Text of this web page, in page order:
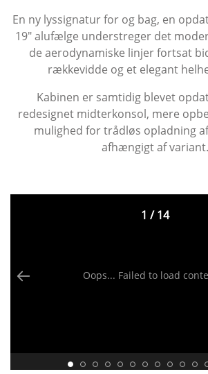
En ny lyssignatur for og bag, en
19" alufælge understreger det
de aerodynamiske linjer fortsat
rækkevidde og et elegant
Kabinen er samtidig blevet
redesignet midterkonsol, mere
mulighed for trådløs opladning
afhængigt af variant.
Oops... Failed to load
1 /14